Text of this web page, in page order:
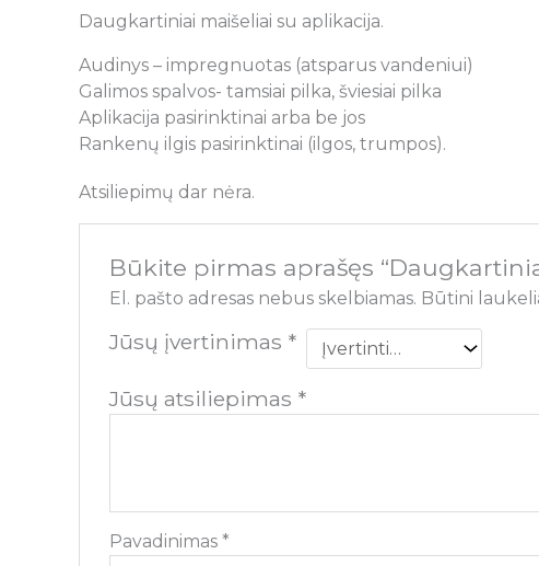
Daugkartiniai maišeliai su aplikacija.
Audinys – impregnuotas (atsparus vandeniui)
Galimos spalvos- tamsiai pilka, šviesiai pilka
Aplikacija pasirinktinai arba be jos
Rankenų ilgis pasirinktinai (ilgos, trumpos).
Atsiliepimų dar nėra.
Būkite pirmas aprašęs
El. pašto adresas nebus skelbiamas. Būtini
Jūsų įvertinimas *
Jūsų atsiliepimas *
Pavadinimas *